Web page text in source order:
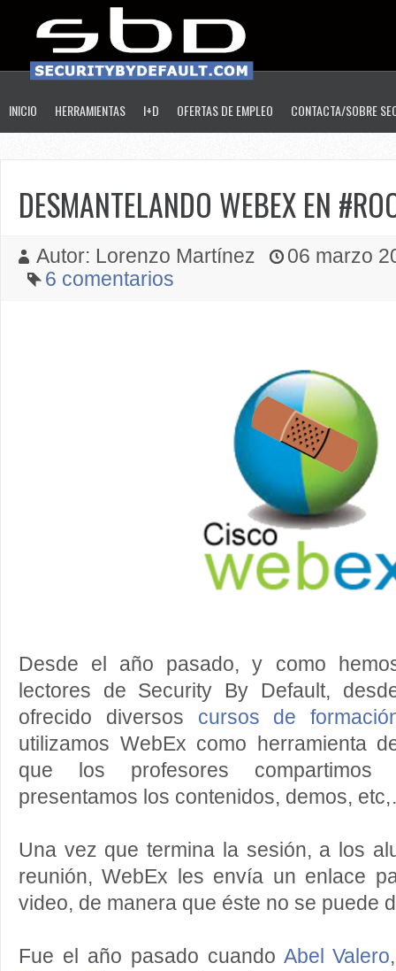
INICIO HERRAMIENTAS I+D OFERTAS DE EMPLEO CONTACTA/SOBRE
DESMANTELANDO WEBEX EN
Autor: Lorenzo Martínez
06 marzo
6 comentarios
Desde el año pasado, y como
lectores de Security By Default,
ofrecido diversos cursos de
utilizamos WebEx como herramienta
que los profesores
presentamos los contenidos, demos,
Una vez que termina la sesión, a los
reunión, WebEx les envía un enlace
video, de manera que éste no se puede
Fue el año pasado cuando Abel Valero